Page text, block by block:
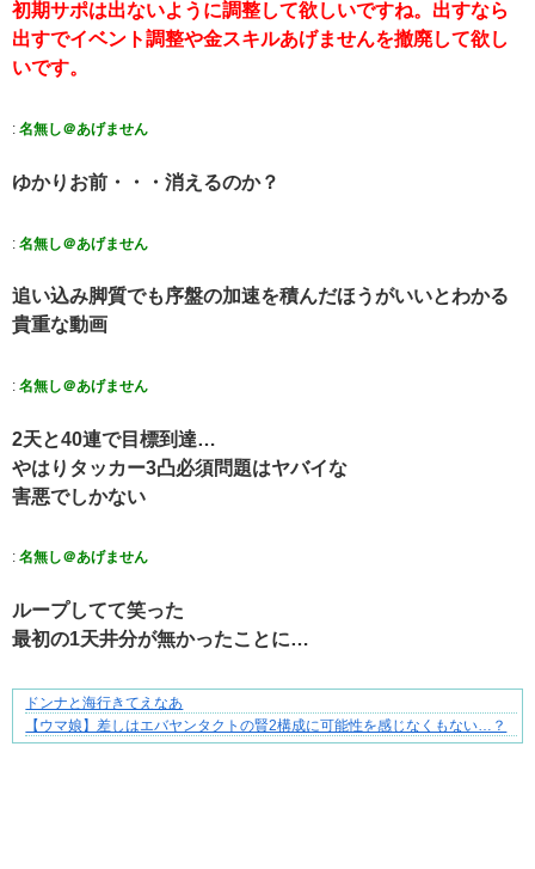
初期サポは出ないように調整して欲しいですね。出すなら
出すでイベント調整や金スキルあげませんを撤廃して欲し
いです。
: 名無し＠あげません
ゆかりお前・・・消えるのか？
: 名無し＠あげません
追い込み脚質でも序盤の加速を積んだほうがいいとわかる
貴重な動画
: 名無し＠あげません
2天と40連で目標到達…
やはりタッカー3凸必須問題はヤバイな
害悪でしかない
: 名無し＠あげません
ループしてて笑った
最初の1天井分が無かったことに…
妻が嫌すぎて壊れていった、ある夫の現実
ドンナと海行きてえなあ
【ウマ娘】差しはエバヤンタクトの賢2構成に可能性を感じなくもない…？